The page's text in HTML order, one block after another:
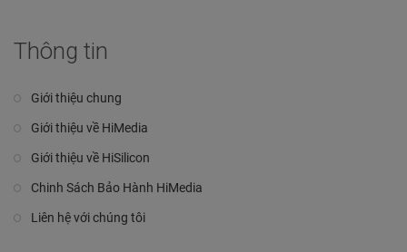
Thông tin
Giới thiệu chung
Giới thiệu về HiMedia
Giới thiệu về HiSilicon
Chinh Sách Bảo Hành HiMedia
Liên hệ với chúng tôi